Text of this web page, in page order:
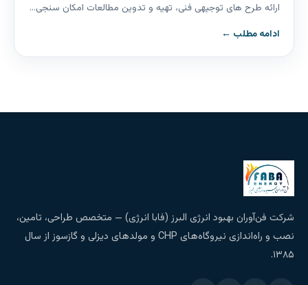
ارائه طرح های توجیهی فنی، تهیه و تدوین مطالعات امکان سنجی…
ادامه مطلب ←
شرکت فن‌آوران بهبود انرژی البرز (فابا انرژی) — متخصص طراحی، تامین،
نصب و راه‌اندازی نیروگاه‌های CHP و مولدهای دیزلی و گازسوز از سال
۱۳۸۵.